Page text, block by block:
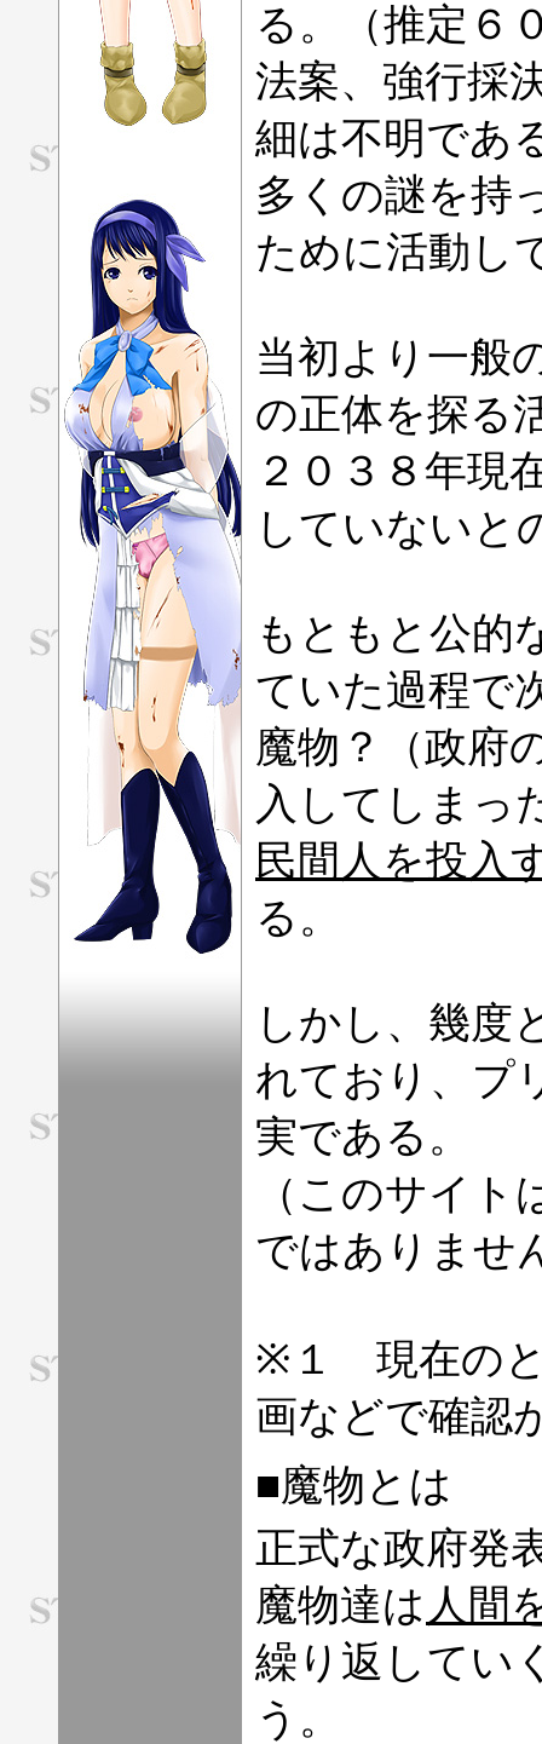
る。（推定６
法案、強行採
細は不明であ
多くの謎を持
ために活動し
当初より一般
の正体を探る
２０３８年現
していないと
もともと公的
ていた過程で
魔物？（政府
入してしまっ
民間人を投入
る。
しかし、幾度
れており、プ
実である。
（このサイ
ではありませ
※１ 現在のと
画などで確認
■魔物とは
正式な政府発
魔物達は 人間
繰り返してい
う。